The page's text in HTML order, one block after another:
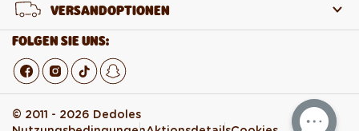
Widerruf des Vertrags
Großhandel
VERSANDOPTIONEN
FOLGEN SIE UNS:
© 2011 - 2026 Dedoles